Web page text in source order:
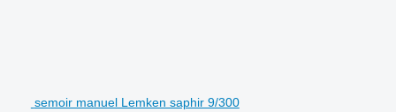
semoir manuel Lemken saphir 9/300